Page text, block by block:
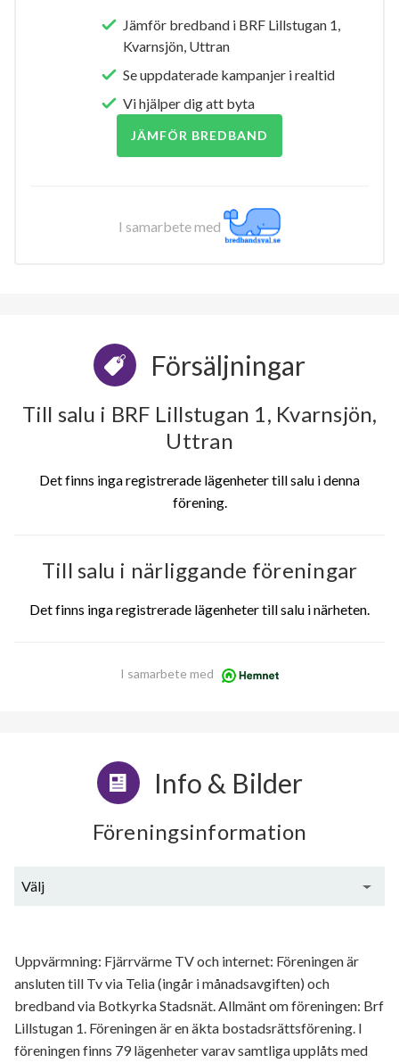
Jämför bredband i BRF Lillstugan 1,
Kvarnsjön, Uttran
Se uppdaterade kampanjer i realtid
Vi hjälper dig att byta
JÄMFÖR BREDBAND
I samarbete med
Försäljningar
Till salu i BRF Lillstugan 1, Kvarnsjön,
Uttran
Det finns inga registrerade lägenheter till salu i denna
förening.
Till salu i närliggande föreningar
Det finns inga registrerade lägenheter till salu i närheten.
I samarbete med
Info & Bilder
Föreningsinformation
Välj
Uppvärmning: Fjärrvärme TV och internet: Föreningen är
ansluten till Tv via Telia (ingår i månadsavgiften) och
bredband via Botkyrka Stadsnät. Allmänt om föreningen: Brf
Lillstugan 1. Föreningen är en äkta bostadsrättsförening. I
föreningen finns 79 lägenheter varav samtliga upplåts med